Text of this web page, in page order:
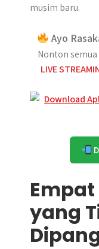
musim baru.
Ayo
Nonton
LIVE
yang